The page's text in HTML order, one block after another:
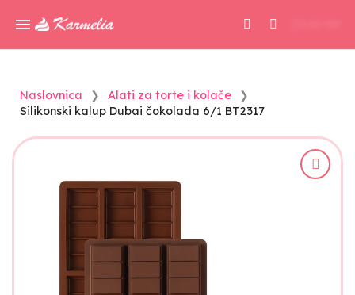
Naslovnica
Alati za torte i kolače
Silikonski kalup Dubai čokolada 6/1 BT2317